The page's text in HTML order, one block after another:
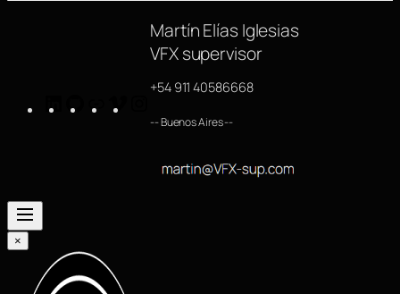
Martín Elías Iglesias
VFX supervisor
+54 911 40586668
-- Buenos Aires --
×